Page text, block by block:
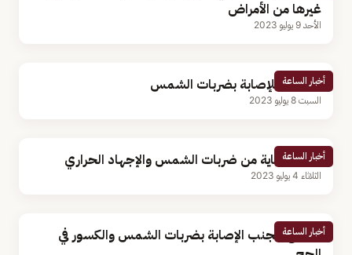
غيرها من الأمراض
الأحد 9 يوليو 2023
أخبار الساعة
3 أضرار للإصابة بضربات الشمس
السبت 8 يوليو 2023
أخبار الساعة
طرق الوقاية من ضربات الشمس والإجهاد الحراري
الثلاثاء 4 يوليو 2023
أخبار الساعة
نصائح لتجنب الإصابة بضربات الشمس والكسور في